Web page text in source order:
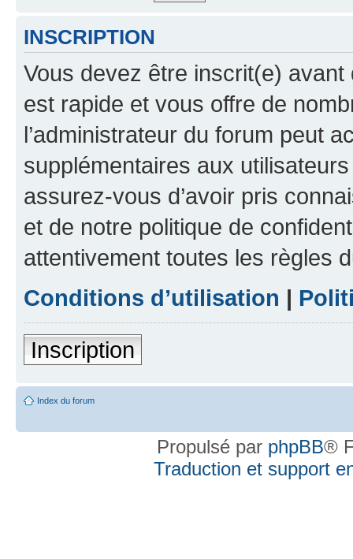
INSCRIPTION
Vous devez être inscrit(e) avant
est rapide et vous offre de
l’administrateur du forum peut
supplémentaires aux
assurez-vous d’avoir pris
et de notre politique de
attentivement toutes les règles
Conditions d’utilisation |
Inscription
Index du forum
Propulsé par phpBB®
Traduction et support